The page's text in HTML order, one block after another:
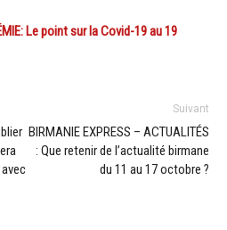
Le point sur la Covid-19 au 19
Suivant
BIRMANIE EXPRESS – ACTUALITÉS
: Que retenir de l’actualité birmane
du 11 au 17 octobre ?